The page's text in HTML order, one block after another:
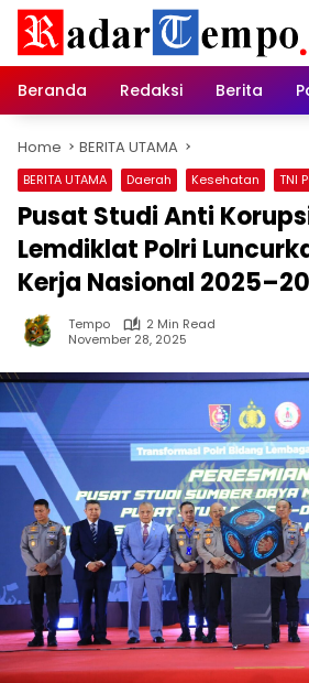
Skip
content
Beranda
Redaksi Berita
Home BERITA UTAMA
BERITA UTAMA Daerah Kesehatan TNI
Pusat Studi Anti
Lemdiklat Polri
Kerja Nasional
Tempo
2 Min Read
November 28, 2025